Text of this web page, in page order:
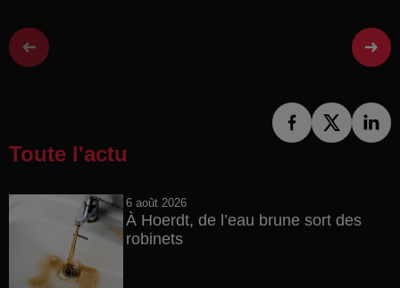
Toute l'actu
6 août 2026
À Hoerdt, de l’eau brune sort des
robinets